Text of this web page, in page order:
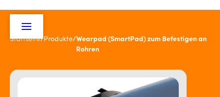
Startseite/Produkte/Wearpad (SmartPad) zum Befestigen an
Rohren